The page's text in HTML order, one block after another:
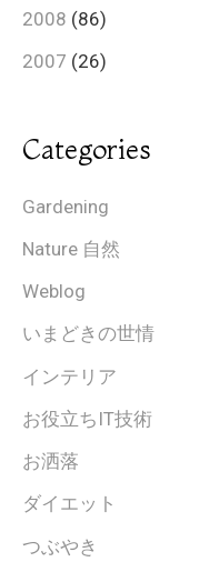
2008 (86)
2007 (26)
Categories
Gardening
Nature 自然
Weblog
いまどきの世情
インテリア
お役立ちIT技術
お洒落
ダイエット
つぶやき